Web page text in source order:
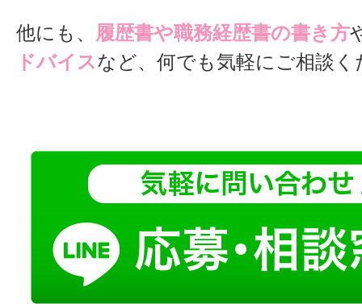
他にも、 履歴書や職務経歴書の書き方
ドバイスなど、何でも気軽にご相談く